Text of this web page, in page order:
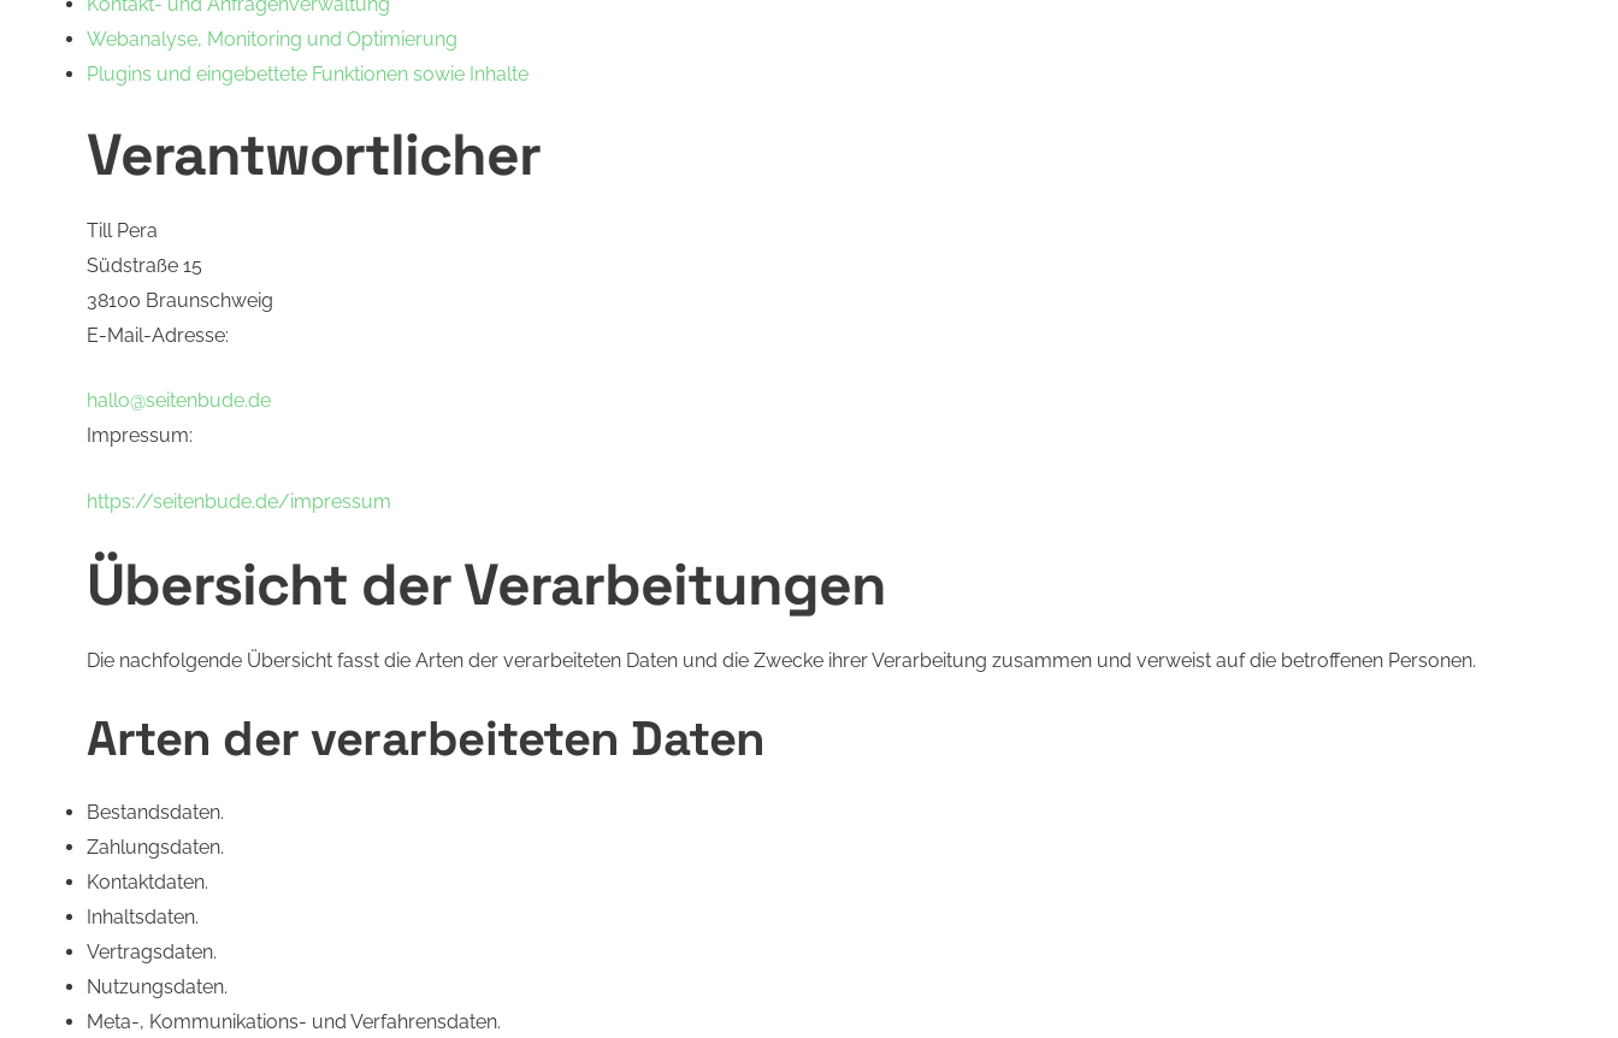
Webanalyse, Monitoring und Optimierung
Plugins und eingebettete Funktionen sowie Inhalte
Verantwortlicher
Till Pera
Südstraße 15
38100 Braunschweig
E-Mail-Adresse:
hallo@seitenbude.de
Impressum:
https://seitenbude.de/impressum
Übersicht der Verarbeitungen
Die nachfolgende Übersicht fasst die Arten der verarbeiteten Daten und die Zwecke ihrer Verarbeitung zusammen und verweist auf die betroffenen Personen.
Arten der verarbeiteten Daten
Bestandsdaten.
Zahlungsdaten.
Kontaktdaten.
Inhaltsdaten.
Vertragsdaten.
Nutzungsdaten.
Meta-, Kommunikations- und Verfahrensdaten.